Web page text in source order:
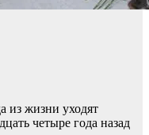
из жизни уходят
четыре года назад